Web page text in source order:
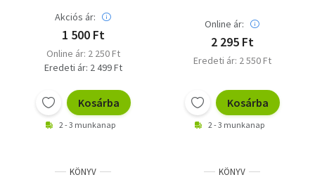
Akciós ár:
1 500 Ft
Online ár: 2 250 Ft
Eredeti ár: 2 499 Ft
Kosárba
2 - 3 munkanap
Online ár:
2 295 Ft
Eredeti ár: 2 550 Ft
Kosárba
2 - 3 munkanap
KÖNYV KÖNYV